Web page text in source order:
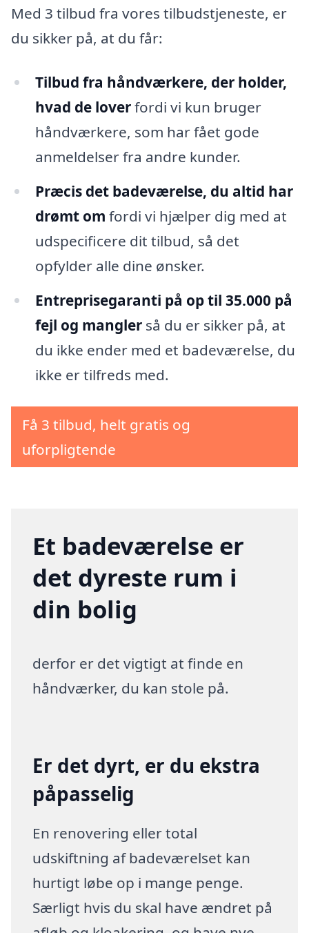
Med 3 tilbud fra vores tilbudstjeneste, er
du sikker på, at du får:
Tilbud fra håndværkere, der holder,
hvad de loverfordi vi kun bruger
håndværkere, som har fået gode
anmeldelser fra andre kunder.
Præcis det badeværelse, du altid har
drømt om fordi vi hjælper dig med at
udspecificere dit tilbud, så det
opfylder alle dine ønsker.
Entreprisegaranti på op til 35.000 på
fejl og manglerså du er sikker på, at
du ikke ender med et badeværelse, du
ikke er tilfreds med.
Få 3 tilbud, helt gratis og
uforpligtende
Et badeværelse er
det dyreste rum i
din bolig
derfor er det vigtigt at finde en
håndværker, du kan stole på.
Er det dyrt, er du ekstra
påpasselig
En renovering eller total
udskiftning af badeværelset kan
hurtigt løbe op i mange penge.
Særligt hvis du skal have ændret på